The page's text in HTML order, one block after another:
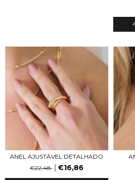
ANEL AJUSTÁVEL DETALHADO
€22,48
€16,86